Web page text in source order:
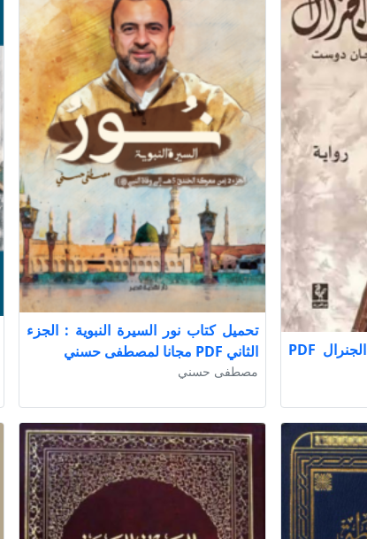
تحميل كتاب آخر معارك الجنرال PDF
تحميل كتاب نور السيرة النبوية : الجزء
الثاني PDF مجانا لمصطفى حسني
مصطفى حسني